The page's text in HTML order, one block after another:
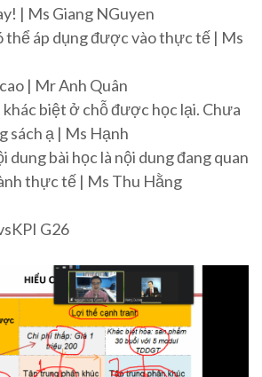
| Ms Giang NGuyen
thể áp dụng được vào thực tế | Ms
| Mr Anh Quân
biệt ở chỗ được học lại. Chưa
sách ạ | Ms Hạnh
dung bài học là nội dung đang quan
thực tế | Ms Thu Hằng
G26